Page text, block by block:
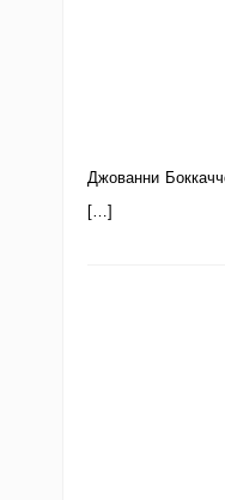
Джованни
[…]